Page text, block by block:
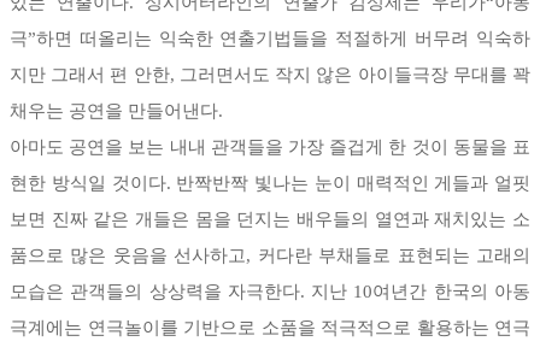
극”하면 떠올리는 익숙한 연출기법들을 적절하게 버무려 익숙하
지만 그래서 편 안한, 그러면서도 작지 않은 아이들극장 무대를 꽉
채우는 공연을 만들어낸다.
아마도 공연을 보는 내내 관객들을 가장 즐겁게 한 것이 동물을 표
현한 방식일 것이다. 반짝반짝 빛나는 눈이 매력적인 게들과 얼핏
보면 진짜 같은 개들은 몸을 던지는 배우들의 열연과 재치있는 소
품으로 많은 웃음을 선사하고, 커다란 부채들로 표현되는 고래의
모습은 관객들의 상상력을 자극한다. 지난 10여년간 한국의 아동
극계에는 연극놀이를 기반으로 소품을 적극적으로 활용하는 연극